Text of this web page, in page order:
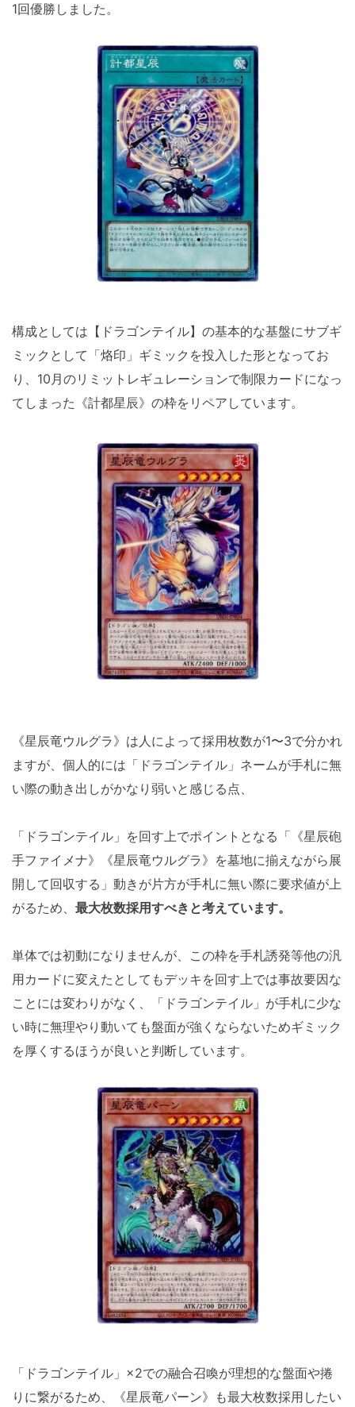
1回優勝しました。
構成としては【ドラゴンテイル】の基本的な基盤にサブギ
ミックとして「烙印」ギミックを投入した形となってお
り、10月のリミットレギュレーションで制限カードになっ
てしまった《計都星辰》の枠をリペアしています。
《星辰竜ウルグラ》は人によって採用枚数が1〜3で分かれ
ますが、個人的には「ドラゴンテイル」ネームが手札に無
い際の動き出しがかなり弱いと感じる点、
「ドラゴンテイル」を回す上でポイントとなる「《星辰砲
手ファイメナ》《星辰竜ウルグラ》を墓地に揃えながら展
開して回収する」動きが片方が手札に無い際に要求値が上
がるため、 最大枚数採用すべきと考えています。
単体では初動になりませんが、この枠を手札誘発等他の汎
用カードに変えたとしてもデッキを回す上では事故要因な
ことには変わりがなく、「ドラゴンテイル」が手札に少な
い時に無理やり動いても盤面が強くならないためギミック
を厚くするほうが良いと判断しています。
「ドラゴンテイル」×2での融合召喚が理想的な盤面や捲
りに繋がるため、《星辰竜パーン》も最大枚数採用したい